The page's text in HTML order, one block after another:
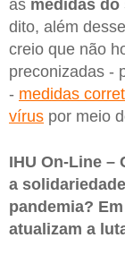
às medidas do
dito, além
creio que não
preconizadas -
- medidas
vírus por meio
IHU On-Line –
a
pandemia?
atualizam a